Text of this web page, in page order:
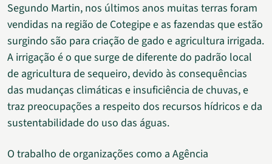
Segundo Martin, nos últimos anos muitas terras foram
vendidas na região de Cotegipe e as fazendas que estão
surgindo são para criação de gado e agricultura irrigada.
A irrigação é o que surge de diferente do padrão local
de agricultura de sequeiro, devido às consequências
das mudanças climáticas e insuficiência de chuvas, e
traz preocupações a respeito dos recursos hídricos e da
sustentabilidade do uso das águas.
O trabalho de organizações como a Agência